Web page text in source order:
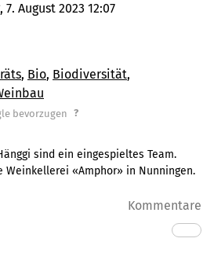
7. August 2023 12:07
Bio Biodiversität
bevorzugen ?
sind ein eingespieltes Team.
Weinkellerei «Amphor» in Nunningen.
Kommentare